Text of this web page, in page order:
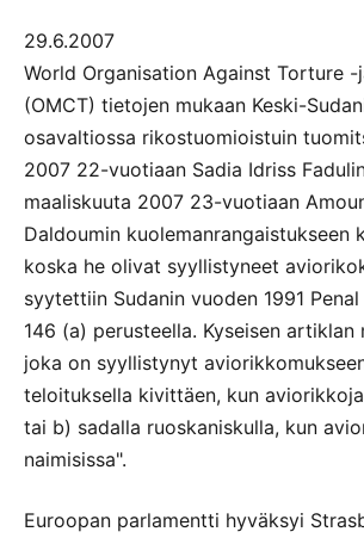
29.6.2007
World Organisation Against Torture -
(OMCT) tietojen mukaan Keski-
osavaltiossa rikostuomioistuin
2007 22-vuotiaan Sadia Idriss
maaliskuuta 2007 23-vuotiaan
Daldoumin kuolemanrangaistukseen
koska he olivat syyllistyneet
syytettiin Sudanin vuoden 1991
146 (a) perusteella. Kyseisen artiklan
joka on syyllistynyt
teloituksella kivittäen, kun
tai b) sadalla ruoskaniskulla, kun
naimisissa".
Euroopan parlamentti hyväksyi